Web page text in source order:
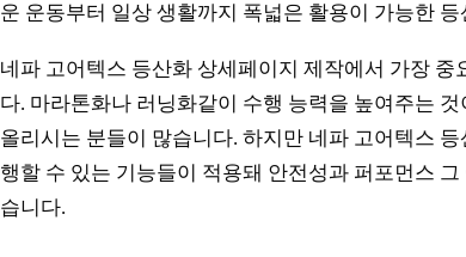
운 운동부터 일상 생활까지 폭넓은 활용이 가능한 등
네파 고어텍스 등산화 상세페이지 제작에서 가장
다. 마라톤화나 러닝화같이 수행 능력을 높여주는
올리시는 분들이 많습니다. 하지만 네파 고어텍스
행할 수 있는 기능들이 적용돼 안전성과 퍼포먼스
습니다.